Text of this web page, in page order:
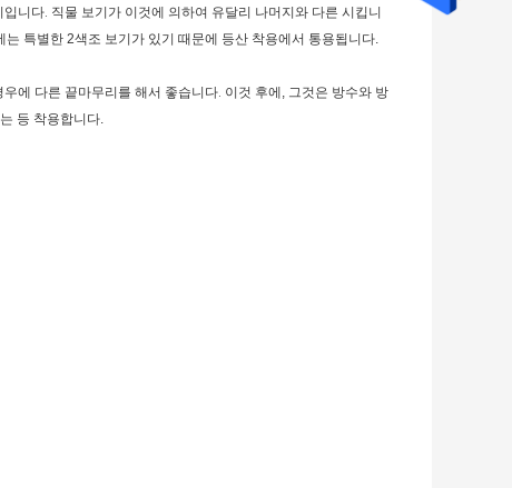
니다. 직물 보기가 이것에 의하여 유달리 나머지와 다른 시킵니
는 특별한 2색조 보기가 있기 때문에 등산 착용에서 통용됩니다.
에 다른 끝마무리를 해서 좋습니다. 이것 후에, 그것은 방수와 방
등 착용합니다.